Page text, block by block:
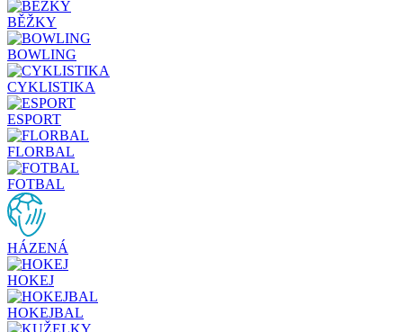
BĚŽKY
BOWLING
CYKLISTIKA
ESPORT
FLORBAL
FOTBAL
HÁZENÁ
HOKEJ
HOKEJBAL